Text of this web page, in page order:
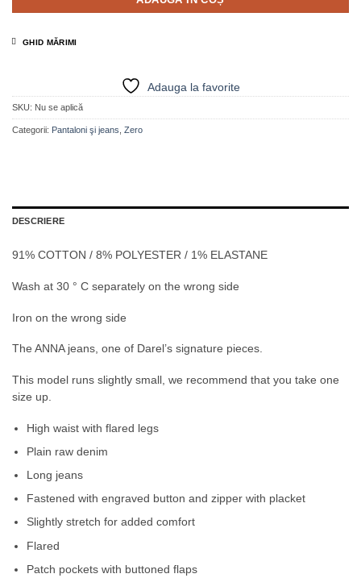
GHID MĂRIMI
Adauga la favorite
SKU: Nu se aplică
Categorii: Pantaloni şi jeans Zero
DESCRIERE
91% COTTON / 8% POLYESTER / 1% ELASTANE
Wash at 30 ° C separately on the wrong side
Iron on the wrong side
The ANNA jeans, one of Darel’s signature pieces.
This model runs slightly small, we recommend that you take one
size up.
High waist with flared legs
Plain raw denim
Long jeans
Fastened with engraved button and zipper with placket
Slightly stretch for added comfort
Flared
Patch pockets with buttoned flaps